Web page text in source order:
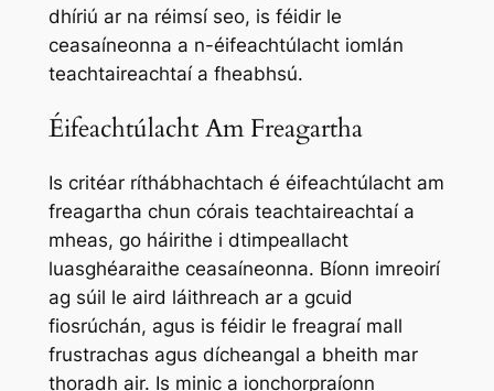
dhíriú ar na réimsí seo, is féidir le
ceasaíneonna a n-éifeachtúlacht iomlán
teachtaireachtaí a fheabhsú.
Éifeachtúlacht Am Freagartha
Is critéar ríthábhachtach é éifeachtúlacht am
freagartha chun córais teachtaireachtaí a
mheas, go háirithe i dtimpeallacht
luasghéaraithe ceasaíneonna. Bíonn imreoirí
ag súil le aird láithreach ar a gcuid
fiosrúchán, agus is féidir le freagraí mall
frustrachas agus dícheangal a bheith mar
thoradh air. Is minic a ionchorpraíonn